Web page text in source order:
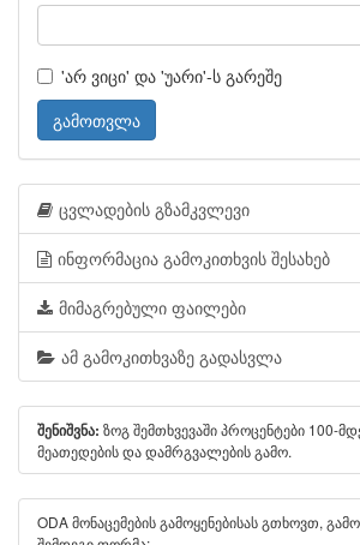
'არ ვიცი' და 'უარი'-ს გარეშე
გამოთვლა
ცვლადების გზამკვლევი
ინფორმაცია გამოკითხვის შესახებ
მიმაგრებული ფაილები
ამ გამოკითხვაზე გადასვლა
შენიშვნა: ზოგ შემთხვევაში პროცენტები 100-
მეათედების და დამრგვალების გამო.
ODA მონაცემების გამოყენებისას გთხოვთ,